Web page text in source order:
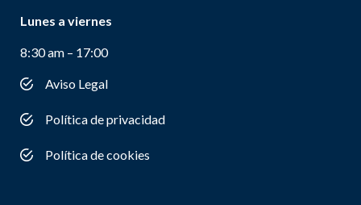
Lunes a viernes
8:30 am – 17:00
Aviso Legal
Política de privacidad
Política de cookies